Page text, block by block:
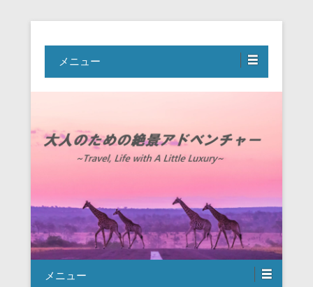
大人のための絶景アドベンチャー
メニュー
メニュー